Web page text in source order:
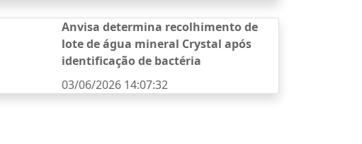
Anvisa determina recolhimento de
lote de água mineral Crystal após
identificação de bactéria
03/06/2026 14:07:32